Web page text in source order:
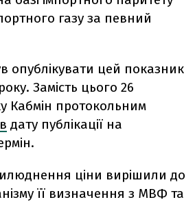
газу за певний
опублікувати цей показник
Замість цього 26
Кабмін протокольним
дату публікації на
ціни вирішили до
її визначення з МВФ та